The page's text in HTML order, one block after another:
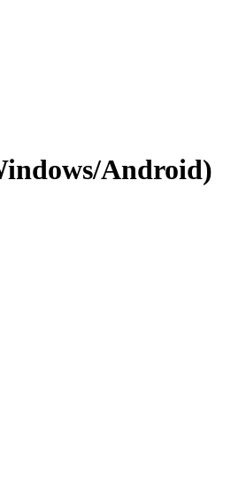
Android)